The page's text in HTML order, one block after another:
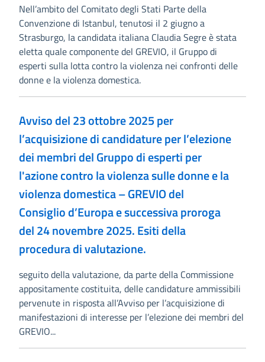
Nell’ambito del Comitato degli Stati Parte della
Convenzione di Istanbul, tenutosi il 2 giugno a
Strasburgo, la candidata italiana Claudia Segre è stata
eletta quale componente del GREVIO, il Gruppo di
esperti sulla lotta contro la violenza nei confronti delle
donne e la violenza domestica.
Avviso del 23 ottobre 2025 per
l’acquisizione di candidature per l’elezione
dei membri del Gruppo di esperti per
l'azione contro la violenza sulle donne e la
violenza domestica – GREVIO del
Consiglio d’Europa e successiva proroga
del 24 novembre 2025. Esiti della
procedura di valutazione.
seguito della valutazione, da parte della Commissione
appositamente costituita, delle candidature ammissibili
pervenute in risposta all’Avviso per l’acquisizione di
manifestazioni di interesse per l’elezione dei membri del
GREVIO...